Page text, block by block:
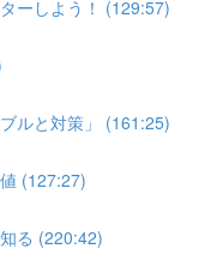
ーしよう！ (129:57)
ルと対策」 (161:25)
(127:27)
る (220:42)